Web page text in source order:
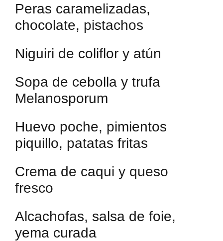
Peras caramelizadas,
chocolate, pistachos
Niguiri de coliflor y atún
Sopa de cebolla y trufa
Melanosporum
Huevo poche, pimientos
piquillo, patatas fritas
Crema de caqui y queso
fresco
Alcachofas, salsa de foie,
yema curada